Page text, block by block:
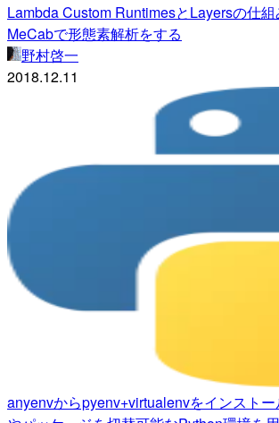
Lambda Custom RuntimesとLayersの仕
MeCabで形態素解析をする
野村啓一
2018.12.11
anyenvからpyenv+virtualenvをインスト